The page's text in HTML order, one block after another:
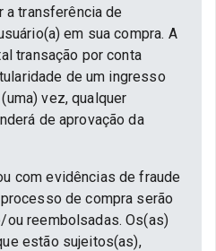
transferência de
em sua compra. A
transação por conta
de um ingresso
vez, qualquer
de aprovação da
com evidências de fraude
de compra serão
ou reembolsadas. Os(as)
estão sujeitos(as),